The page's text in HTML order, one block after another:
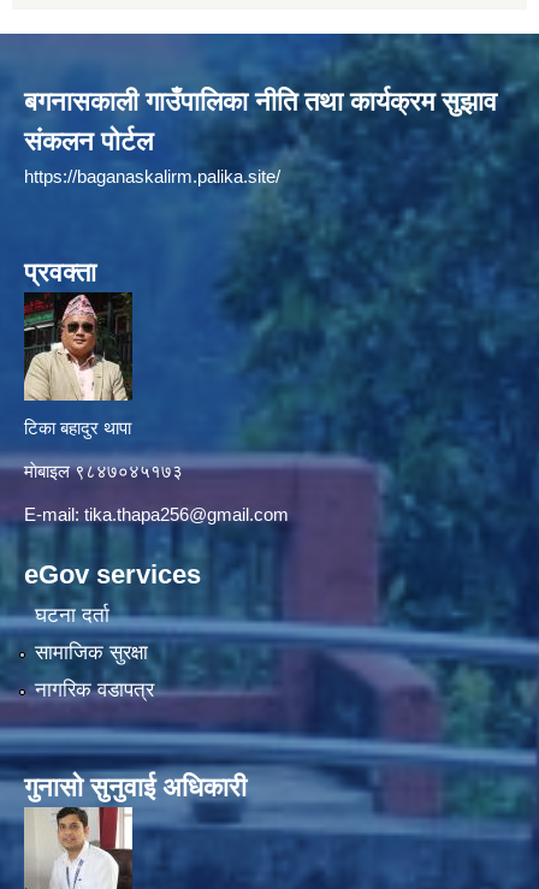
बगनासकाली गाउँपालिका नीति तथा कार्यक्रम सुझाव
संकलन पोर्टल
https://baganaskalirm.palika.site/
प्रवक्ता
टिका बहादुर थापा
माे‍बाइल ९८४७०४५१७३
E-mail: tika.thapa256@gmail.com
eGov services
घटना दर्ता
सामाजिक सुरक्षा
नागरिक वडापत्र
गुनासाे सुनुवाई अधिकारी